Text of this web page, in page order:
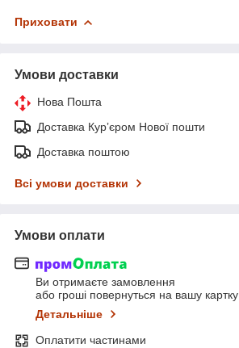
Приховати
Умови доставки
Нова Пошта
Доставка Курʼєром Нової пошти
Доставка поштою
Всі умови доставки
Умови оплати
Ви отримаєте замовлення
або гроші повернуться на вашу картку
Детальніше
Оплатити частинами